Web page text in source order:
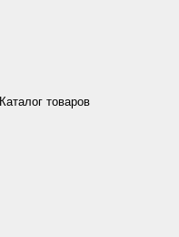
Каталог товаров